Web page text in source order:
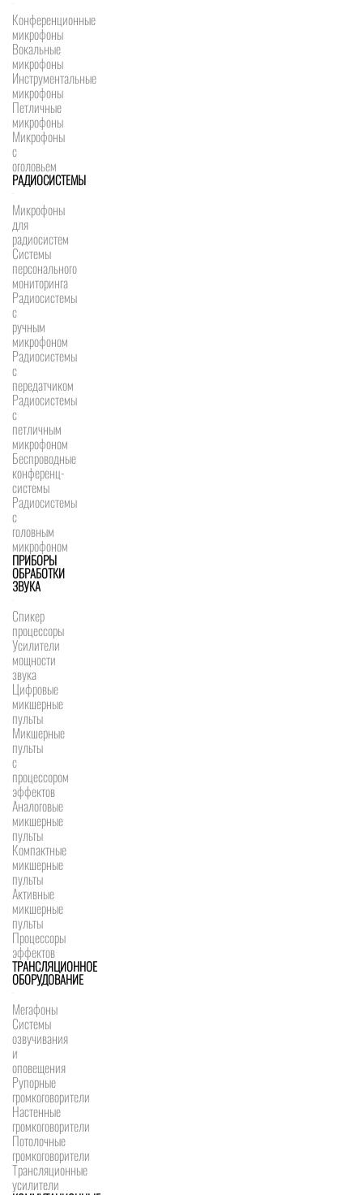
Конференционные
микрофоны
Вокальные
микрофоны
Инструментальные
микрофоны
Петличные
микрофоны
Микрофоны
с
оголовьем
РАДИОСИСТЕМЫ
Микрофоны
для
радиосистем
Системы
персонального
мониторинга
Радиосистемы
c
ручным
микрофоном
Радиосистемы
с
передатчиком
Радиосистемы
с
петличным
микрофоном
Беспроводные
конференц-
системы
Радиосистемы
с
головным
микрофоном
ПРИБОРЫ
ОБРАБОТКИ
ЗВУКА
Спикер
процессоры
Усилители
мощности
звука
Цифровые
микшерные
пульты
Микшерные
пульты
с
процессором
эффектов
Аналоговые
микшерные
пульты
Компактные
микшерные
пульты
Активные
микшерные
пульты
Процессоры
эффектов
ТРАНСЛЯЦИОННОЕ
ОБОРУДОВАНИЕ
Мегафоны
Системы
озвучивания
и
оповещения
Рупорные
громкоговорители
Настенные
громкоговорители
Потолочные
громкоговорители
Трансляционные
усилители